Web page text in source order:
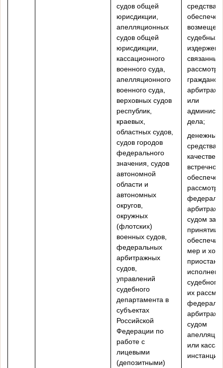
судов общей
юрисдикции,
апелляционных
судов общей
юрисдикции,
кассационного
военного суда,
апелляционного
военного суда,
верховных судов
республик,
краевых,
областных судов,
судов городов
федерального
значения, судов
автономной
области и
автономных
округов,
окружных
(флотских)
военных судов,
федеральных
арбитражных
судов,
управлений
судебного
департамента в
субъектах
Российской
Федерации по
работе с
лицевыми
(депозитными)
средства
судебных
издержек,
связанных
или
дела;
денежные
средства в
качестве
встречного
судом
принятии
мер и
судебного
их
судом
или
инстанции